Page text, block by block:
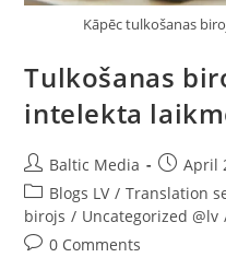
Kāpēc tulkošanas
Tulkošanas
intelekta
Post
author:
Baltic Media
PostApril
Post
category:
Blogs LV / Translation
birojs / Uncategorized @lv
Post0 Comments